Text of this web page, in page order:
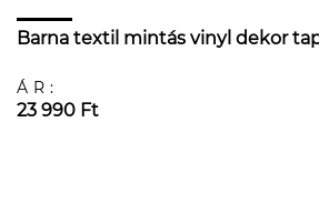
Barna textil mintás vinyl dekor
ÁR:
23 990 Ft